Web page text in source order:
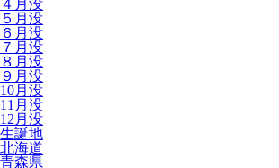
４月没
５月没
６月没
７月没
８月没
９月没
10月没
11月没
12月没
生誕地
北海道
青森県